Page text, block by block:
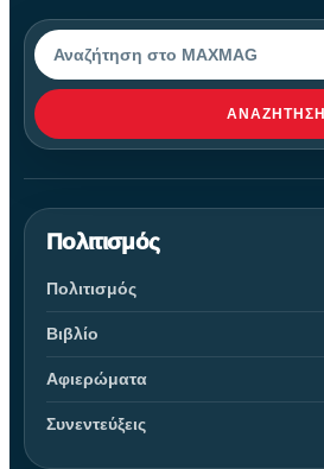
Αναζήτηση
ΑΝΑΖΉΤΗΣΗ
Πολιτισμός
Πολιτισμός
Βιβλίο
Αφιερώματα
Συνεντεύξεις